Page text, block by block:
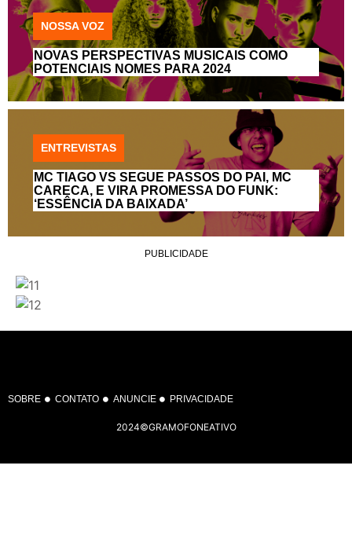
NOSSA VOZ
NOVAS PERSPECTIVAS MUSICAIS COMO
POTENCIAIS NOMES PARA 2024
ENTREVISTAS
MC TIAGO VS SEGUE PASSOS DO PAI, MC
CARECA, E VIRA PROMESSA DO FUNK:
‘ESSÊNCIA DA BAIXADA’
PUBLICIDADE
SOBRE CONTATO ANUNCIE PRIVACIDADE
2024©GRAMOFONEATIVO